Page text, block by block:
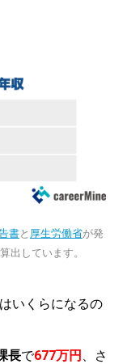
書と 厚生労働省が発
出しています。
いくらになるの
長で677万円 、さ